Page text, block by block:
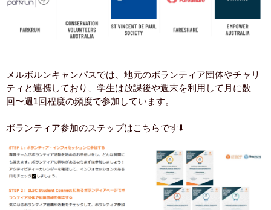
メルボルンキャンパスでは、地元のボランティア団体やチャリ
ティと連携しており、学生は放課後や週末を利用して月に数
回〜週1回程度の頻度で参加しています。
ボランティア参加のステップはこちらです⬇️